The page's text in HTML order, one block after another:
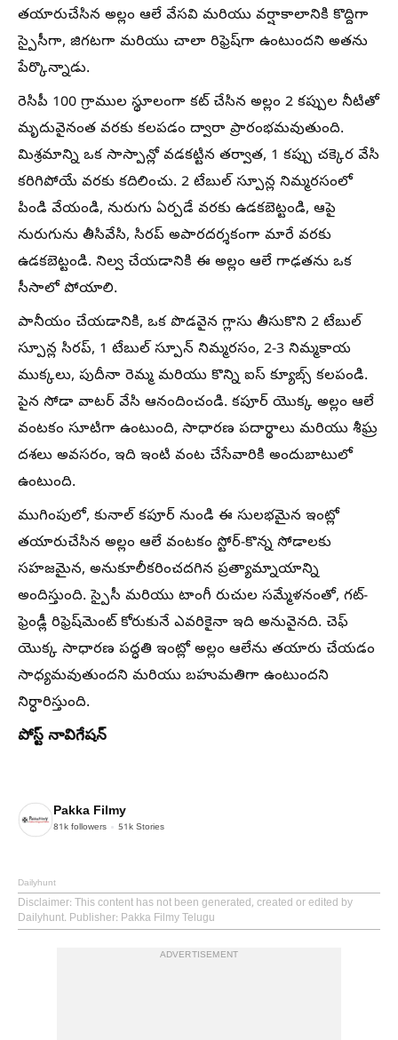
తయారుచేసిన అల్లం ఆలే వేసవి మరియు వర్షాకాలానికి కొద్దిగా
స్పైసీగా, జిగటగా మరియు చాలా రిఫ్రెష్‌గా ఉంటుందని అతను
పేర్కొన్నాడు.
రెసిపీ 100 గ్రాముల స్థూలంగా కట్ చేసిన అల్లం 2 కప్పుల నీటితో
మృదువైనంత వరకు కలపడం ద్వారా ప్రారంభమవుతుంది.
మిశ్రమాన్ని ఒక సాస్పాన్లో వడకట్టిన తర్వాత, 1 కప్పు చక్కెర వేసి
కరిగిపోయే వరకు కదిలించు. 2 టేబుల్ స్పూన్ల నిమ్మరసంలో
పిండి వేయండి, నురుగు ఏర్పడే వరకు ఉడకబెట్టండి, ఆపై
నురుగును తీసివేసి, సిరప్ అపారదర్శకంగా మారే వరకు
ఉడకబెట్టండి. నిల్వ చేయడానికి ఈ అల్లం ఆలే గాఢతను ఒక
సీసాలో పోయాలి.
పానీయం చేయడానికి, ఒక పొడవైన గ్లాసు తీసుకొని 2 టేబుల్
స్పూన్ల సిరప్, 1 టేబుల్ స్పూన్ నిమ్మరసం, 2-3 నిమ్మకాయ
ముక్కలు, పుదీనా రెమ్మ మరియు కొన్ని ఐస్ క్యూబ్స్ కలపండి.
పైన సోడా వాటర్ వేసి ఆనందించండి. కపూర్ యొక్క అల్లం ఆలే
వంటకం సూటిగా ఉంటుంది, సాధారణ పదార్థాలు మరియు శీఘ్ర
దశలు అవసరం, ఇది ఇంటి వంట చేసేవారికి అందుబాటులో
ఉంటుంది.
ముగింపులో, కునాల్ కపూర్ నుండి ఈ సులభమైన ఇంట్లో
తయారుచేసిన అల్లం ఆలే వంటకం స్టోర్-కొన్న సోడాలకు
సహజమైన, అనుకూలీకరించదగిన ప్రత్యామ్నాయాన్ని
అందిస్తుంది. స్పైసీ మరియు టాంగీ రుచుల సమ్మేళనంతో, గట్-
ఫ్రెండ్లీ రిఫ్రెష్‌మెంట్ కోరుకునే ఎవరికైనా ఇది అనువైనది. చెఫ్
యొక్క సాధారణ పద్ధతి ఇంట్లో అల్లం ఆలేను తయారు చేయడం
సాధ్యమవుతుందని మరియు బహుమతిగా ఉంటుందని
నిర్ధారిస్తుంది.
పోస్ట్ నావిగేషన్
Pakka Filmy
81k followers 51k Stories
Dailyhunt
Disclaimer: This content has not been generated, created or edited by
Dailyhunt. Publisher: Pakka Filmy Telugu
ADVERTISEMENT